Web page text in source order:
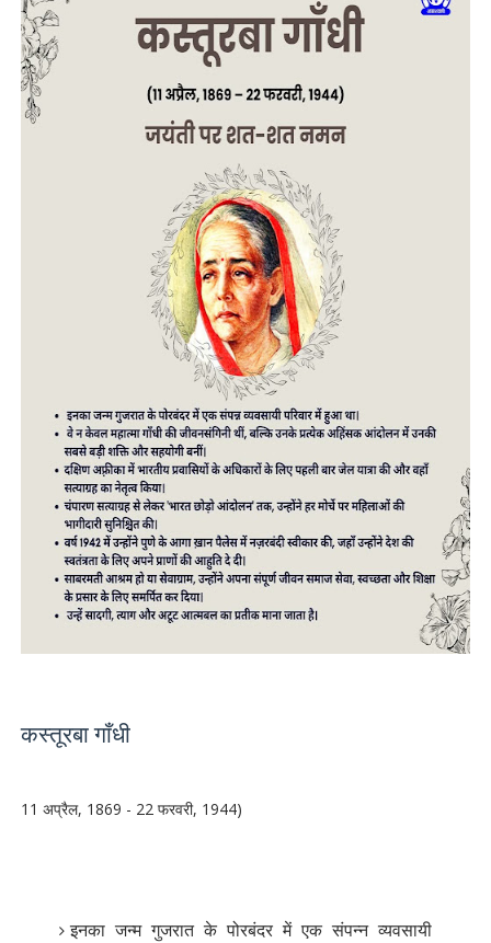
कस्तूरबा गाँधी
11 अप्रैल, 1869 - 22 फरवरी, 1944)
इनका जन्म गुजरात के पोरबंदर में एक संपन्न व्यवसायी